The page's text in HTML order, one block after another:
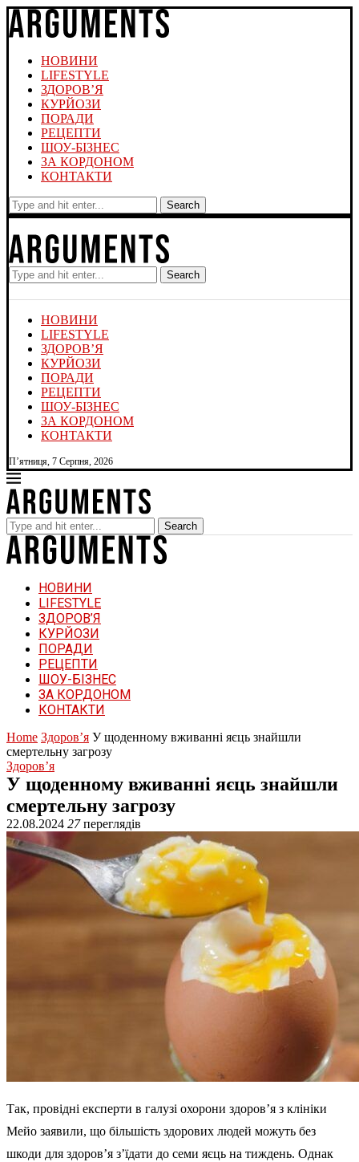
НОВИНИ
LIFESTYLE
ЗДОРОВ’Я
КУРЙОЗИ
ПОРАДИ
РЕЦЕПТИ
ШОУ-БІЗНЕС
ЗА КОРДОНОМ
КОНТАКТИ
Search
Search
НОВИНИ
LIFESTYLE
ЗДОРОВ’Я
КУРЙОЗИ
ПОРАДИ
РЕЦЕПТИ
ШОУ-БІЗНЕС
ЗА КОРДОНОМ
КОНТАКТИ
П’ятниця, 7 Серпня, 2026
Search
НОВИНИ
LIFESTYLE
ЗДОРОВ’Я
КУРЙОЗИ
ПОРАДИ
РЕЦЕПТИ
ШОУ-БІЗНЕС
ЗА КОРДОНОМ
КОНТАКТИ
Home Здоров’я У щоденному вживанні яєць знайшли
смертельну загрозу
Здоров’я
У щоденному вживанні яєць знайшли
смертельну загрозу
22.08.2024 27переглядів
Так, провідні експерти в галузі охорони здоров’я з клініки
Мейо заявили, що більшість здорових людей можуть без
шкоди для здоров’я з’їдати до семи яєць на тиждень. Однак